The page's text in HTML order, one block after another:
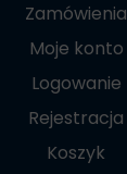
Zamówienia
Moje konto
Logowanie
Rejestracja
Koszyk